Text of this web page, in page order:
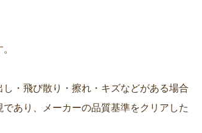
・飛び散り・擦れ・キズなどがある場合
あり、メーカーの品質基準をクリアした